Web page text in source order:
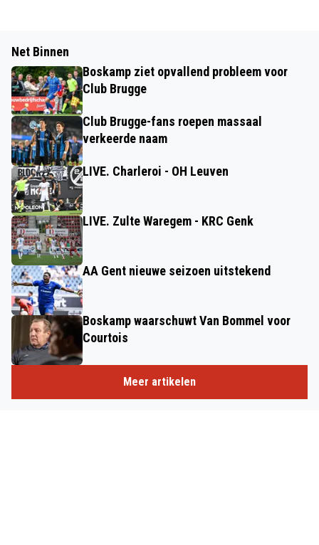
Net Binnen
Boskamp ziet opvallend probleem voor
Club Brugge
Club Brugge-fans roepen massaal
verkeerde naam
LIVE. Charleroi - OH Leuven
LIVE. Zulte Waregem - KRC Genk
AA Gent nieuwe seizoen uitstekend
Boskamp waarschuwt Van Bommel voor
Courtois
Meer artikelen